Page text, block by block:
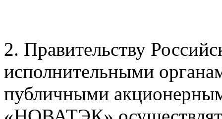
2. Правительству
исполнительными
публичными